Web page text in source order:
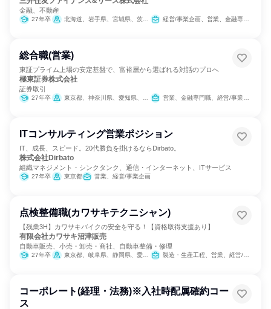
金融、不動産
27年卒 北海道、岩手県、宮城県、茨城県、群馬県、埼玉県、東京都、神奈川県、新潟県、富山県、石川県、長野県、静岡県、愛知県、京都府、大阪府、兵庫県、岡山県、広島県、香川県、熊本県、鹿児島県、沖縄県 経営/事業企画、営業、金融専門職、不動産専門職、経理/税務/財務、法務/知財
総合職(営業)
東証プライム上場の安定基盤で、富裕層から選ばれる対話のプロへ
極東証券株式会社
証券取引
27年卒 東京都、神奈川県、愛知県、大阪府 営業、金融専門職、経営/事業企画
ITコンサルティング営業ポジション
IT、成長、スピード。20代勝負を掛けるならDirbato。
株式会社Dirbato
組織マネジメント・シンクタンク、通信・インターネット、ITサービス
27年卒 東京都 営業、経営/事業企画
点検整備職(カワサキテクニシャン)
【残業3H】カワサキバイクの安全を守る！【資格取得支援あり】
有限会社カワサキ沼津販売
自動車販売、小売・卸売・商社、自動車整備・修理
27年卒 東京都、岐阜県、静岡県、愛知県 製造・生産工程、営業、経営/事業企画
コーポレート(経理・法務)※入社時配属確約コー
ス